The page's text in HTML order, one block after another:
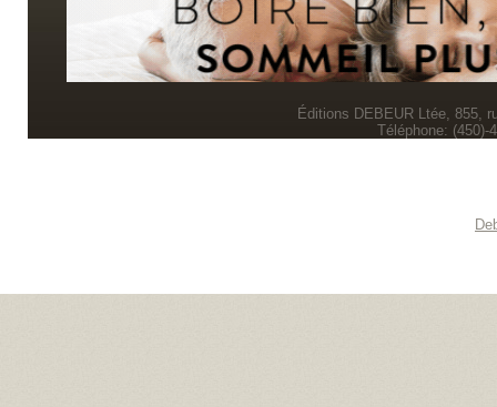
Éditions DEBEUR Ltée, 855,
Téléphone: (450)-